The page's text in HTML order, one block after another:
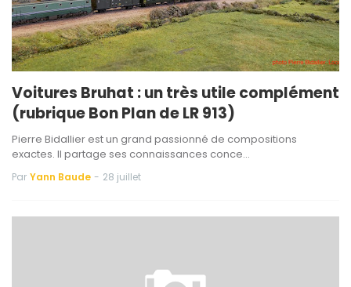
Voitures Bruhat : un très utile complément
(rubrique Bon Plan de LR 913)
Pierre Bidallier est un grand passionné de compositions
exactes. Il partage ses connaissances conce…
Par Yann Baude - 28 juillet